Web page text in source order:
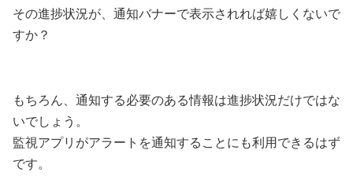
その進捗状況が、通知バナーで表示されれば嬉しくないで
すか？
もちろん、通知する必要のある情報は進捗状況だけではな
いでしょう。
監視アプリがアラートを通知することにも利用できるはず
です。